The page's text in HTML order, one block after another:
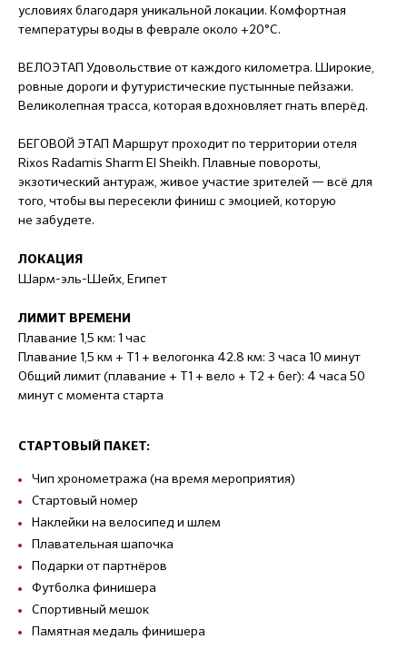
условиях благодаря уникальной локации. Комфортная
температуры воды в феврале около +20°C.
ВЕЛОЭТАП Удовольствие от каждого километра. Широкие,
ровные дороги и футуристические пустынные пейзажи.
Великолепная трасса, которая вдохновляет гнать вперёд.
БЕГОВОЙ ЭТАП Маршрут проходит по территории отеля
Rixos Radamis Sharm El Sheikh. Плавные повороты,
экзотический антураж, живое участие зрителей — всё для
того, чтобы вы пересекли финиш с эмоцией, которую
не забудете.
ЛОКАЦИЯ
Шарм-эль-Шейх, Египет
ЛИМИТ ВРЕМЕНИ
Плавание 1,5 км: 1 час
Плавание 1,5 км + Т1 + велогонка 42.8 км: 3 часа 10 минут
Общий лимит (плавание + Т1 + вело + Т2 + бег): 4 часа 50
минут с момента старта
СТАРТОВЫЙ ПАКЕТ:
Чип хронометража (на время мероприятия)
Стартовый номер
Наклейки на велосипед и шлем
Плавательная шапочка
Подарки от партнёров
Футболка финишера
Спортивный мешок
Памятная медаль финишера